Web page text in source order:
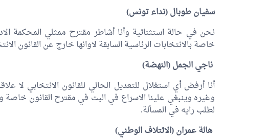
سفيان طوبال(نداء تونس)
نحن في حالة استثنائية وأنا أشاطر مقترح ممثلي المحكمة
خاصة بالانتخابات الرئاسية السابقة لاوانها خارج عن القانون
ناجي الجمل(النهضة)
أنا أرفض أي استغلال للتعديل الحالي للقانون الانتخابي لا
وغيره وينبغي علينا الاسراع في البت في مقترح القانون خاصة
لطلب رايه في المسألة.
هالة عمران(الائتلاف الوطني)